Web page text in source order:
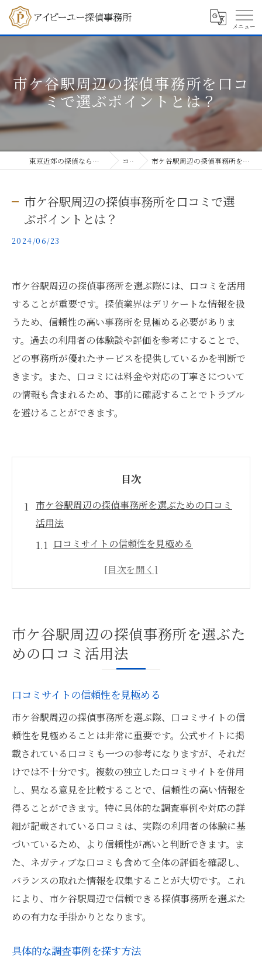
市ケ谷駅周辺の探偵事務所を口コ
ミで選ぶポイントとは？
東京近郊の探偵ならアイピーユー探偵事務所 コラム 市ケ谷駅周辺の探偵事務所を口コミで選ぶポイントとは？
市ケ谷駅周辺の探偵事務所を口コミで選
ぶポイントとは？
2024/06/23
市ケ谷駅周辺の探偵事務所を選ぶ際には、口コミを活用
することが重要です。探偵業界はデリケートな情報を扱
うため、信頼性の高い事務所を見極める必要がありま
す。過去の利用者の体験談や評価を参考にすることで、
どの事務所が優れたサービスを提供しているかを判断で
きます。また、口コミには料金や対応の丁寧さについて
の情報も含まれるため、事前に確認することでトラブル
を避けることができます。
目次
市ケ谷駅周辺の探偵事務所を選ぶための口コミ
活用法
口コミサイトの信頼性を見極める
具体的な調査事例を探す方法
地域特化型探偵事務所の見つけ方
口コミから料金情報を得る方法
探偵事務所選びに口コミを活用する際のポイン
口コミにおける調査の成功事例の探し方
サービスの丁寧さを口コミから判断する方
法
料金体系の透明性を口コミで確認する
追加費用に関する口コミ情報の重要性
対応のスピードに関する口コミの見方
市ケ谷駅の信頼できる探偵事務所を口コミで見
極める方法
信頼性の高い口コミサイトの選び方
過去の利用者が評価するポイント
具体的な調査結果の口コミ例
サービスの品質を口コミで判断する
市ケ谷駅周辺の探偵事務所を選ぶた
めの口コミ活用法
口コミサイトの信頼性を見極める
市ケ谷駅周辺の探偵事務所を選ぶ際、口コミサイトの信
頼性を見極めることは非常に重要です。公式サイトに掲
載されている口コミも一つの参考になりますが、それだ
けでは不十分です。複数の独立した口コミサイトを併用
し、異なる意見を比較することで、信頼性の高い情報を
得ることができます。特に具体的な調査事例や対応の詳
細が記載されている口コミは、実際の利用者の体験に基
づいているため、より信頼性が高いと判断できます。ま
た、ネガティブな口コミも含めて全体の評価を確認し、
バランスの取れた情報を収集することが大切です。これ
により、市ケ谷駅周辺で信頼できる探偵事務所を選ぶた
めの有力な手掛かりとなります。
具体的な調査事例を探す方法